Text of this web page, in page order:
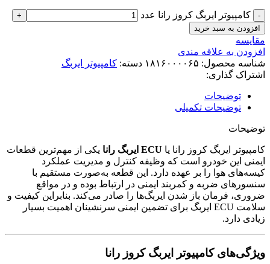
کامپیوتر ایربگ کروز رانا عدد
افزودن به سبد خرید
مقایسه
افزودن به علاقه مندی
شناسه محصول: ۱۸۱۶۰۰۰۰۶۵ دسته: کامپیوتر ایربگ
اشتراک گذاری:
توضیحات
توضیحات تکمیلی
توضیحات
کامپیوتر ایربگ کروز رانا یا ECU ایربگ رانا
یکی از مهم‌ترین قطعات
ایمنی این خودرو است که وظیفه کنترل و مدیریت عملکرد
کیسه‌های هوا را بر عهده دارد. این قطعه به‌صورت مستقیم با
سنسورهای ضربه و کمربند ایمنی در ارتباط بوده و در مواقع
ضروری، فرمان باز شدن ایربگ‌ها را صادر می‌کند. بنابراین کیفیت و
سلامت ECU ایربگ برای تضمین ایمنی سرنشینان اهمیت بسیار
زیادی دارد.
ویژگی‌های کامپیوتر ایربگ کروز رانا